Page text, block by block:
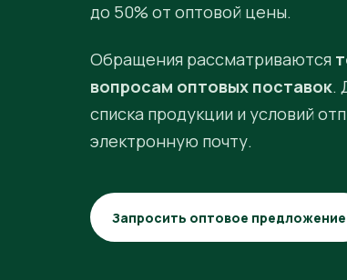
до 50% от оптовой цены.
Обращения рассматриваются
вопросам оптовых поставок.
списка продукции и условий
электронную почту.
Запросить оптовое предложение